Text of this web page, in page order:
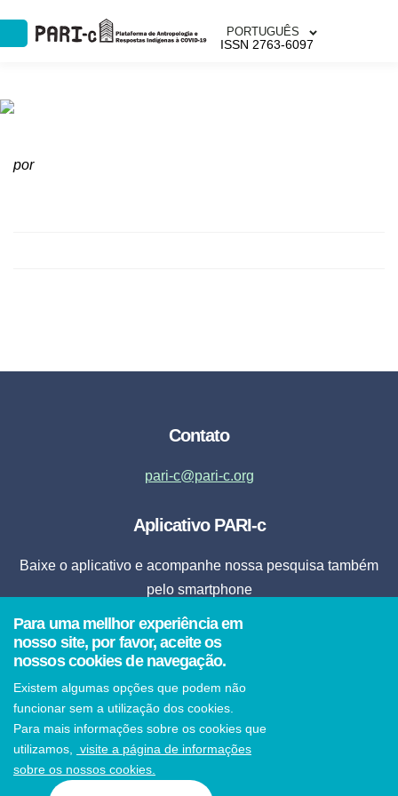
PORTUGUÊS
ISSN 2763-6097
por
Contato
pari-c@pari-c.org
Aplicativo PARI-c
Baixe o aplicativo e acompanhe nossa pesquisa também
pelo smartphone
Fazer Download
smartphone.
© 2021 PARI-c Todos os direitos reservados
Para uma mellhor experiência em
nosso site, por favor, aceite os
nossos cookies de navegação.
Existem algumas opções que podem não
funcionar sem a utilização dos cookies.
Para mais informações sobre os cookies que
utilizamos,
visite a página de informações
sobre os nossos cookies.